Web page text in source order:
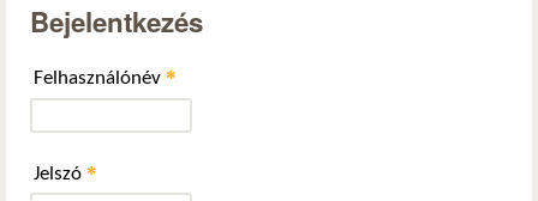
Bejelentkezés
Felhasználónév *
Jelszó *